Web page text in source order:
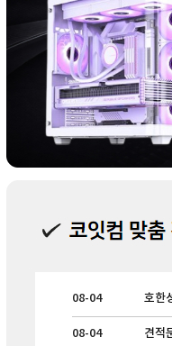
08-04 호한
08-04 견적